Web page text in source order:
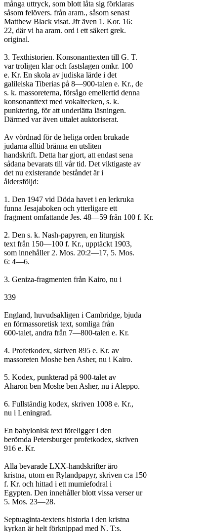
många uttryck, som blott låta sig förklaras
såsom felövers. från aram., såsom senast
Matthew Black visat. Jfr även 1. Kor. 16:
22, där vi ha aram. ord i ett säkert grek.
original.
3. Texthistorien. Konsonanttexten till G. T.
var troligen klar och fastslagen omkr. 100
e. Kr. En skola av judiska lärde i det
galileiska Tiberias på 8—900-talen e. Kr., de
s. k. massoreterna, försågo emellertid denna
konsonanttext med vokaltecken, s. k.
punktering, för att underlätta läsningen.
Därmed var även uttalet auktoriserat.
Av vördnad för de heliga orden brukade
judarna alltid bränna en utsliten
handskrift. Detta har gjort, att endast sena
sådana bevarats till vår tid. Det viktigaste av
det nu existerande beståndet är i
åldersföljd:
1. Den 1947 vid Döda havet i en lerkruka
funna Jesajaboken och ytterligare ett
fragment omfattande Jes. 48—59 från 100 f. Kr.
2. Den s. k. Nash-papyren, en liturgisk
text från 150—100 f. Kr., upptäckt 1903,
som innehåller 2. Mos. 20:2—17, 5. Mos.
6: 4—6.
3. Geniza-fragmenten från Kairo, nu i
339
England, huvudsakligen i Cambridge, bjuda
en förmassoretisk text, somliga från
600-talet, andra från 7—800-talen e. Kr.
4. Profetkodex, skriven 895 e. Kr. av
massoreten Moshe ben Asher, nu i Kairo.
5. Kodex, punkterad på 900-talet av
Aharon ben Moshe ben Asher, nu i Aleppo.
6. Fullständig kodex, skriven 1008 e. Kr.,
nu i Leningrad.
En babylonisk text föreligger i den
berömda Petersburger profetkodex, skriven
916 e. Kr.
Alla bevarade LXX-handskrifter äro
kristna, utom en Rylandpapyr, skriven c:a 150
f. Kr. och hittad i ett mumiefodral i
Egypten. Den innehåller blott vissa verser ur
5. Mos. 23—28.
Septuaginta-textens historia i den kristna
kyrkan är helt förknippad med N. T:s.